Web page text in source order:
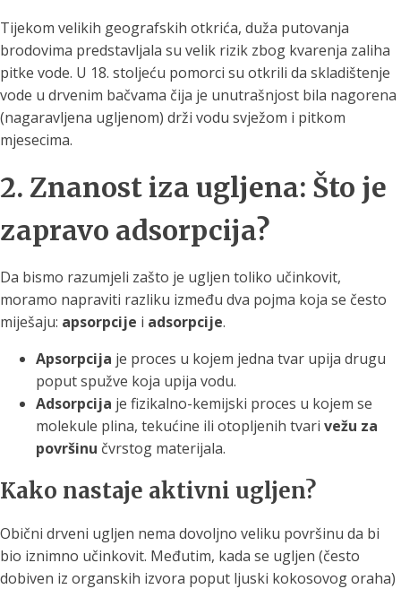
Tijekom velikih geografskih otkrića, duža putovanja
brodovima predstavljala su velik rizik zbog kvarenja zaliha
pitke vode. U 18. stoljeću pomorci su otkrili da skladištenje
vode u drvenim bačvama čija je unutrašnjost bila nagorena
(nagaravljena ugljenom) drži vodu svježom i pitkom
mjesecima.
2. Znanost iza ugljena: Što je
zapravo adsorpcija?
Da bismo razumjeli zašto je ugljen toliko učinkovit,
moramo napraviti razliku između dva pojma koja se često
miješaju: apsorpcije i adsorpcije.
Apsorpcija je proces u kojem jedna tvar upija drugu
poput spužve koja upija vodu.
Adsorpcija je fizikalno-kemijski proces u kojem se
molekule plina, tekućine ili otopljenih tvari vežu za
površinu čvrstog materijala.
Kako nastaje aktivni ugljen?
Obični drveni ugljen nema dovoljno veliku površinu da bi
bio iznimno učinkovit. Međutim, kada se ugljen (često
dobiven iz organskih izvora poput ljuski kokosovog oraha)